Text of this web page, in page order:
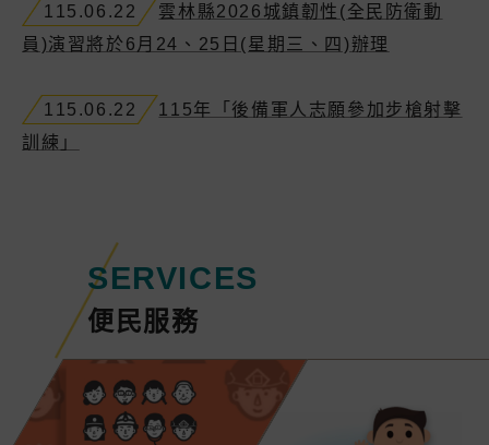
115.06.22
雲林縣2026城鎮韌性(全民防衛動
員)演習將於6月24、25日(星期三、四)辦理
115.06.22
115年「後備軍人志願參加步槍射擊
訓練」
SERVICES
便民服務